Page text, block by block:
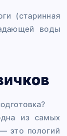
(старинная
воды
из самых
это пологий